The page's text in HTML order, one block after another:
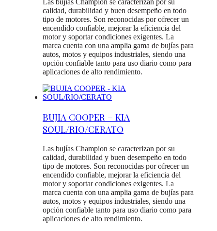
Las bujías Champion se caracterizan por su
calidad, durabilidad y buen desempeño en todo
tipo de motores. Son reconocidas por ofrecer un
encendido confiable, mejorar la eficiencia del
motor y soportar condiciones exigentes. La
marca cuenta con una amplia gama de bujías para
autos, motos y equipos industriales, siendo una
opción confiable tanto para uso diario como para
aplicaciones de alto rendimiento.
BUJIA COOPER – KIA
SOUL/RIO/CERATO
Las bujías Champion se caracterizan por su
calidad, durabilidad y buen desempeño en todo
tipo de motores. Son reconocidas por ofrecer un
encendido confiable, mejorar la eficiencia del
motor y soportar condiciones exigentes. La
marca cuenta con una amplia gama de bujías para
autos, motos y equipos industriales, siendo una
opción confiable tanto para uso diario como para
aplicaciones de alto rendimiento.